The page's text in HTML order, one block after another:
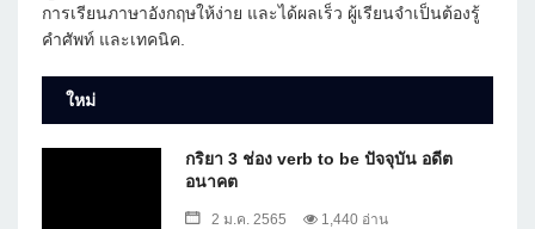
การเรียนภาษาอังกฤษให้ง่าย และได้ผลเร็ว ผู้เรียนจำเป็นต้องรู้
คำศัพท์ และเทคนิค.
ใหม่
กริยา 3 ช่อง verb to be ปัจจุบัน อดีต
อนาคต
2 ม.ค. 2565 1,440 อ่าน